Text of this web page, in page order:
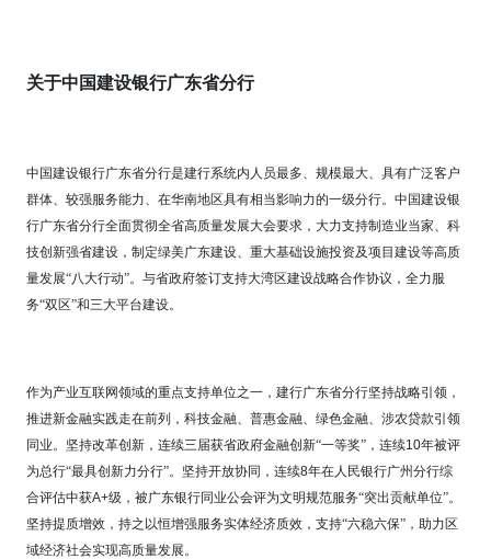
关于中国建设银行广东省分行
中国建设银行广东省分行是建行系统内人员最多、规模最大、具有广泛客户
群体、较强服务能力、在华南地区具有相当影响力的一级分行。中国建设银
行广东省分行全面贯彻全省高质量发展大会要求，大力支持制造业当家、科
技创新强省建设，制定绿美广东建设、重大基础设施投资及项目建设等高质
量发展“八大行动”。与省政府签订支持大湾区建设战略合作协议，全力服
务“双区”和三大平台建设。
作为产业互联网领域的重点支持单位之一，建行广东省分行坚持战略引领，
推进新金融实践走在前列，科技金融、普惠金融、绿色金融、涉农贷款引领
同业。坚持改革创新，连续三届获省政府金融创新“一等奖”，连续10年被评
为总行“最具创新力分行”。坚持开放协同，连续8年在人民银行广州分行综
合评估中获A+级，被广东银行同业公会评为文明规范服务“突出贡献单位”。
坚持提质增效，持之以恒增强服务实体经济质效，支持“六稳六保”，助力区
域经济社会实现高质量发展。